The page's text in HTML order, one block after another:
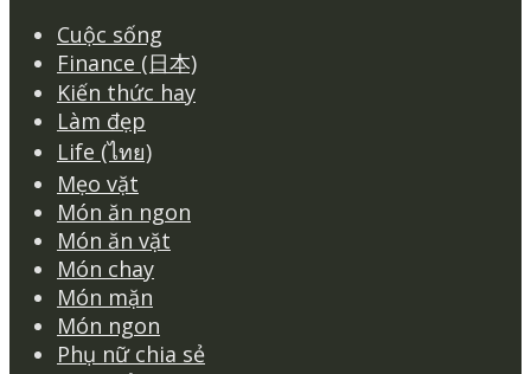
Cuộc sống
Finance (日本)
Kiến thức hay
Làm đẹp
Life (ไทย)
Mẹo vặt
Món ăn ngon
Món ăn vặt
Món chay
Món mặn
Món ngon
Phụ nữ chia sẻ